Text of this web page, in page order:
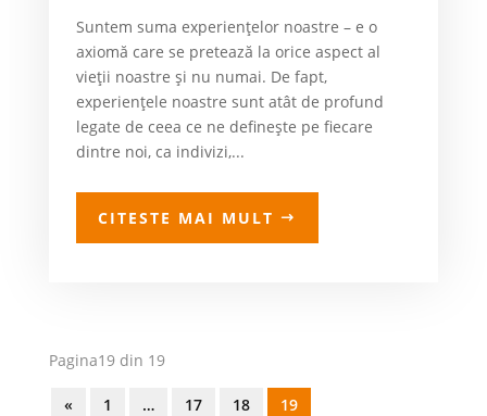
Suntem suma experiențelor noastre – e o
axiomă care se pretează la orice aspect al
vieții noastre și nu numai. De fapt,
experiențele noastre sunt atât de profund
legate de ceea ce ne definește pe fiecare
dintre noi, ca indivizi,...
CITESTE MAI MULT
Pagina19 din 19
« 1 … 17 18 19